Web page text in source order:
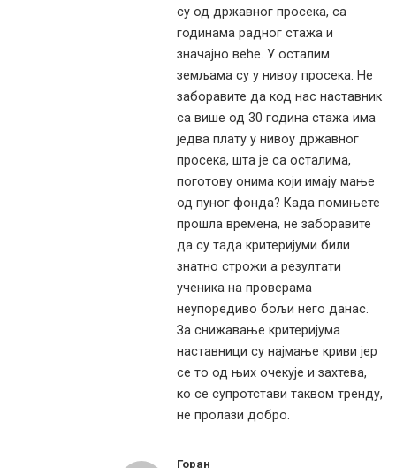
су од државног просека, са
годинама радног стажа и
значајно веће. У осталим
земљама су у нивоу просека. Не
заборавите да код нас наставник
са више од 30 година стажа има
једва плату у нивоу државног
просека, шта је са осталима,
поготову онима који имају мање
од пуног фонда? Када помињете
прошла времена, не заборавите
да су тада критеријуми били
знатно строжи а резултати
ученика на проверама
неупоредиво бољи него данас.
За снижавање критеријума
наставници су најмање криви јер
се то од њих очекује и захтева,
ко се супротстави таквом тренду,
не пролази добро.
Горан